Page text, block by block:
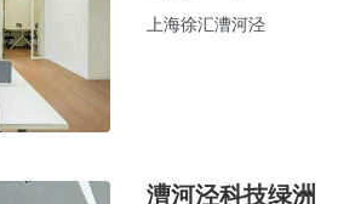
上海徐汇漕河泾
漕河泾科技绿洲